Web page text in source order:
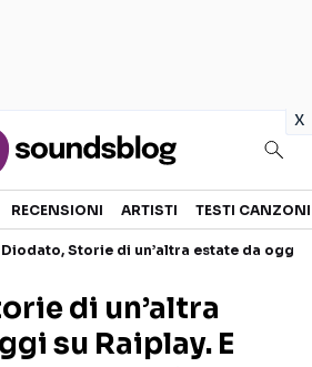
x
TESTI CANZONI
TOUR ED EVENTI
RECENSIONI ARTISTI TESTI CANZONI
Diodato, Storie di un’altra estate da oggi
di un’altra
su Raiplay. E